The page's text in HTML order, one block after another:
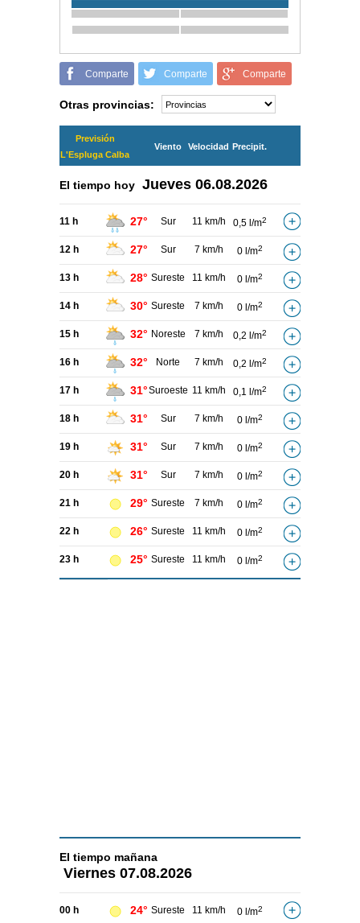
Comparte Comparte Comparte
Otras provincias:
Previsión
L'Espluga Calba
Viento Velocidad Precipit.
El tiempo hoy Jueves 06.08.2026
11 h 27° Sur 11 km/h 0,5 l/m2
12 h 27° Sur 7 km/h 0 l/m2
13 h 28° Sureste 11 km/h 0 l/m2
14 h 30° Sureste 7 km/h 0 l/m2
15 h 32° Noreste 7 km/h 0,2 l/m2
16 h 32° Norte 7 km/h 0,2 l/m2
17 h 31°Suroeste 11 km/h 0,1 l/m2
18 h 31° Sur 7 km/h 0 l/m2
19 h 31° Sur 7 km/h 0 l/m2
20 h 31° Sur 7 km/h 0 l/m2
21 h 29° Sureste 7 km/h 0 l/m2
22 h 26° Sureste 11 km/h 0 l/m2
23 h 25° Sureste 11 km/h 0 l/m2
El tiempo mañana
Viernes 07.08.2026
00 h 24° Sureste 11 km/h 0 l/m2